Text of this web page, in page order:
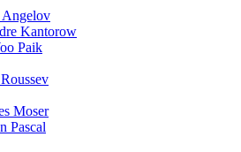
Kantorow
Paik
Moser
Pascal